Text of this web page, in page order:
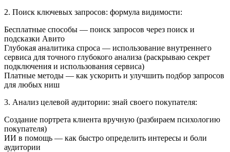
2. Поиск ключевых запросов: формула видимости:
Бесплатные способы — поиск запросов через поиск и
подсказки Авито
Глубокая аналитика спроса — использование внутреннего
сервиса для точного глубокого анализа (раскрываю секрет
подключения и использования сервиса)
Платные методы — как ускорить и улучшить подбор запросов
для любых ниш
3. Анализ целевой аудитории: знай своего покупателя:
Создание портрета клиента вручную (разбираем психологию
покупателя)
ИИ в помощь — как быстро определить интересы и боли
аудитории